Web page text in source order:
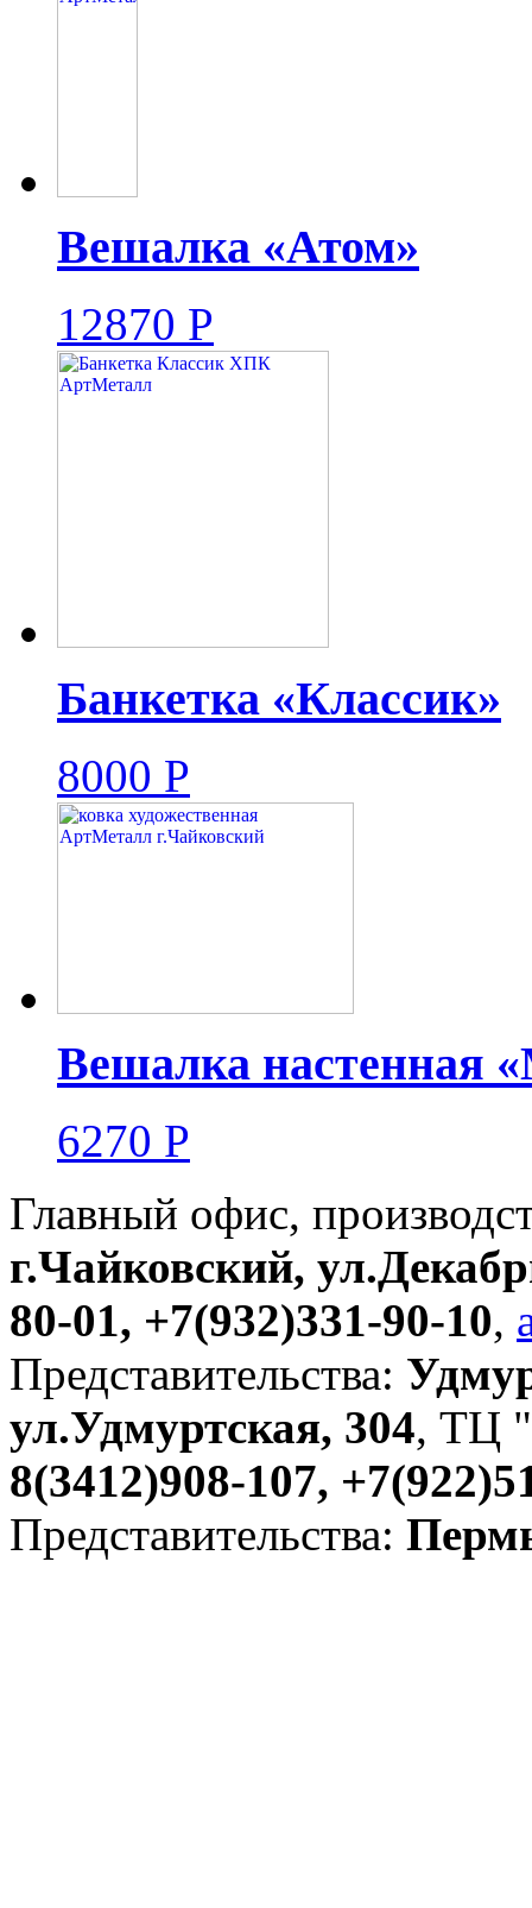
Вешалка «Атом»
12870 Р
Банкетка «Классик»
8000 Р
Вешалка настенная
6270 Р
Главный офис,
г.Чайковский,
80-01, +7(932)331-90-10,
Представительства:
ул.Удмуртская, 304, ТЦ
8(3412)908-107,
Представительства: